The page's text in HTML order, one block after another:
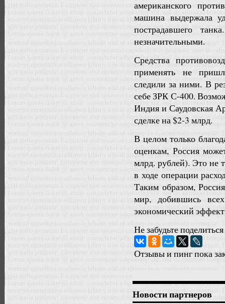
американского
машина выдержала
пострадавшего
незначительными.
Средства
применять не
следили за ними. В
себе ЗРК С-400.
Индия и Саудовская
сделке на $2-3 млрд.
В целом только
оценкам, Россия
млрд. рублей). Это не
в ходе операции
Таким образом,
мир, добившись
экономический
Не забудьте
Отзывы и пинг пока
Новости партнеров